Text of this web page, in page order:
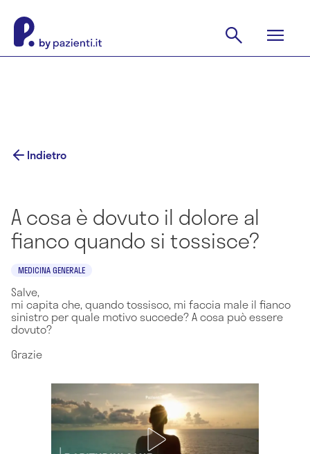
Indietro
A cosa è dovuto il dolore al
fianco quando si tossisce?
MEDICINA GENERALE
Salve,
mi capita che, quando tossisco, mi faccia male il fianco
sinistro per quale motivo succede? A cosa può essere
dovuto?
Grazie